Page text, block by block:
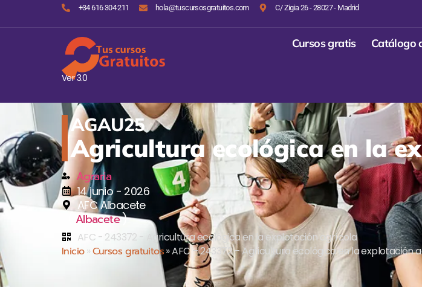
+34 616 304 211 hola@tuscursosgratuitos.com C/ Zigia 26 - 28027 - Madrid
Ver 3.0
Cursos gratis Catálogo
AGAU25
Agricultura ecológica en la
Agraria
14 junio - 2026
AFC Albacete
Albacete)
AFC - 243372 - Agricultura ecológica en la explotación agrícola
Inicio»Cursos gratuitos»AFC – 243372 – Agricultura ecológica en la explotación